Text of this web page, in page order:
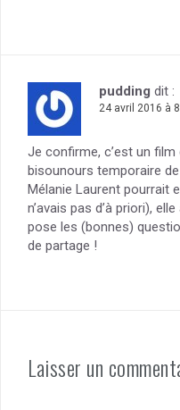
pudding dit :
24 avril 2016 à
Je confirme, c’est un
bisounours temporaire
Mélanie Laurent pourrait
n’avais pas d’à priori),
pose les (bonnes)
de partage !
Laisser un